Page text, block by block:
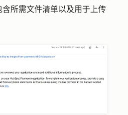
所需文件清单以及用于上传